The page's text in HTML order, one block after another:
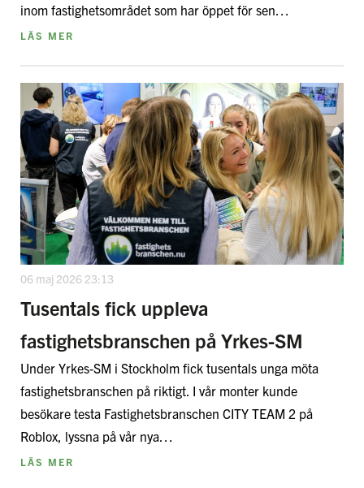
inom fastighetsområdet som har öppet för sen…
LÄS MER
06 maj 2026 23:13
Tusentals fick uppleva
fastighetsbranschen på Yrkes-SM
Under Yrkes-SM i Stockholm fick tusentals unga möta
fastighetsbranschen på riktigt. I vår monter kunde
besökare testa Fastighetsbranschen CITY TEAM 2 på
Roblox, lyssna på vår nya…
LÄS MER